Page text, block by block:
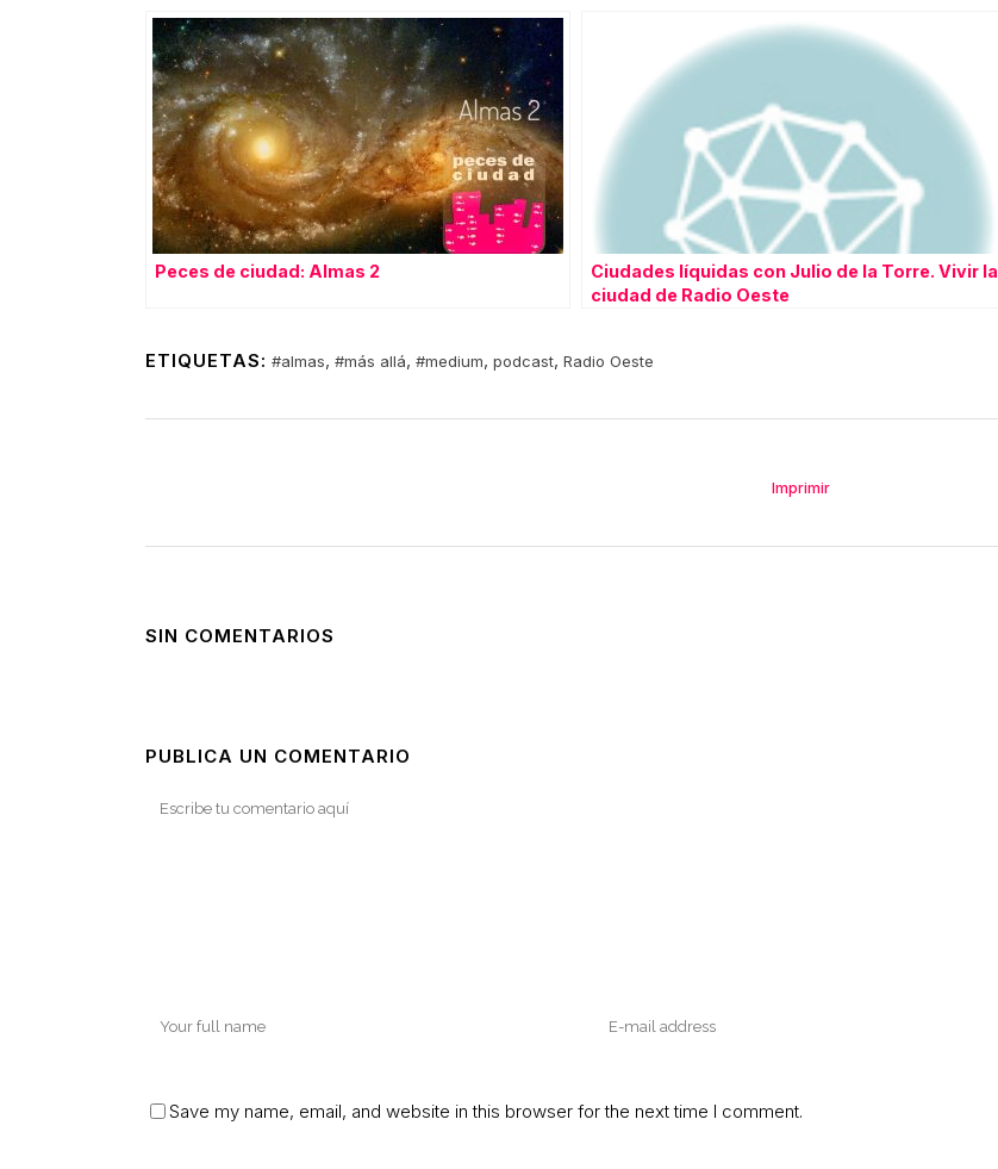
Peces de ciudad: Almas 2
Ciudades líquidas con Julio de la Torre. Vivir la
ciudad de Radio Oeste
ETIQUETAS: #almas, #más allá, #medium, podcast, Radio Oeste
Imprimir
SIN COMENTARIOS
PUBLICA UN COMENTARIO
Save my name, email, and website in this browser for the next time I comment.